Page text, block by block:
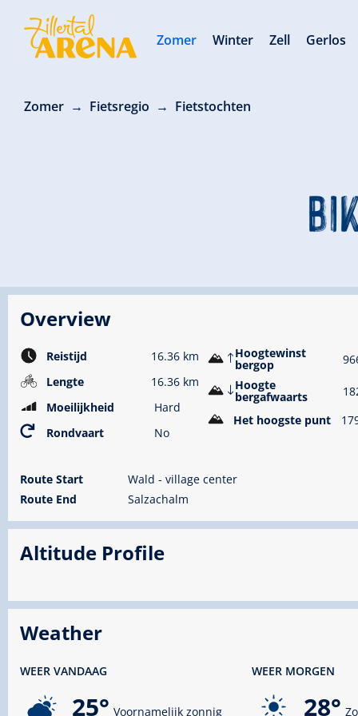
Zomer Fietsregio Fietstochten
Overview
Reistijd
16.36 km
Lengte
16.36 km
Moeilijkheid
Hard
Rondvaart
No
Hoogtewinst
bergop
Hoogte
bergafwaarts
Het hoogste punt
Route Start
Wald - village center
Route End
Salzachalm
Altitude Profile
Weather
WEER VANDAAG
25° Voornamelijk zonnig
WEER MORGEN
28°
Zomer Winter Zell Gerlos